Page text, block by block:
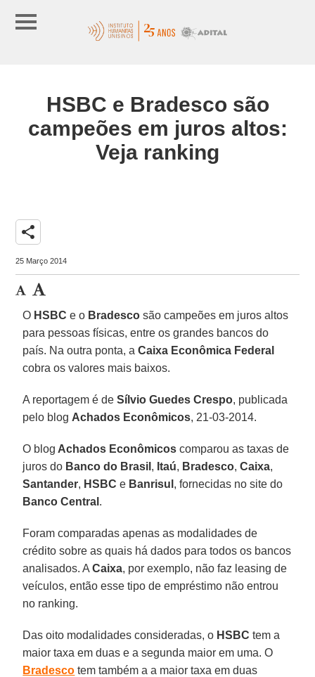
HSBC e Bradesco são
campeões em juros altos:
Veja ranking
share
25 Março 2014
O HSBC e o Bradesco são campeões em juros altos
para pessoas físicas, entre os grandes bancos do
país. Na outra ponta, aCaixa Econômica Federal
cobra os valores mais baixos.
A reportagem é deSílvio Guedes Crespo, publicada
pelo blog Achados Econômicos, 21-03-2014.
O blog Achados Econômicos comparou as taxas de
juros do Banco do Brasil , Itaú, Bradesco,Caixa,
Santander, HSBC e Banrisul , fornecidas no site do
Banco Central .
Foram comparadas apenas as modalidades de
crédito sobre as quais há dados para todos os bancos
analisados. ACaixa, por exemplo, não faz leasing de
veículos, então esse tipo de empréstimo não entrou
no ranking.
Das oito modalidades consideradas, o HSBC tem a
maior taxa em duas e a segunda maior em uma. O
Bradesco tem também a a maior taxa em duas